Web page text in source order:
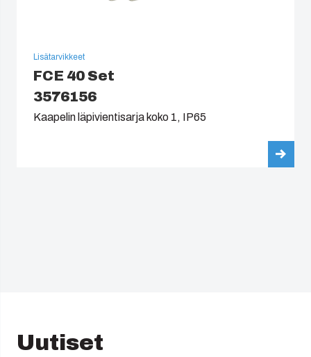
Lisätarvikkeet
FCE 40 Set
3576156
Kaapelin läpivientisarja koko 1, IP65
Uutiset